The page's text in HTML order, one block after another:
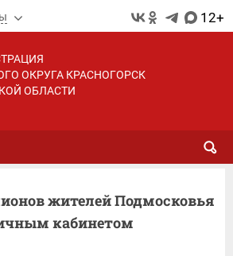
12+
ОКРУГА КРАСНОГОРСК
ОБЛАСТИ
жителей Подмосковья
кабинетом